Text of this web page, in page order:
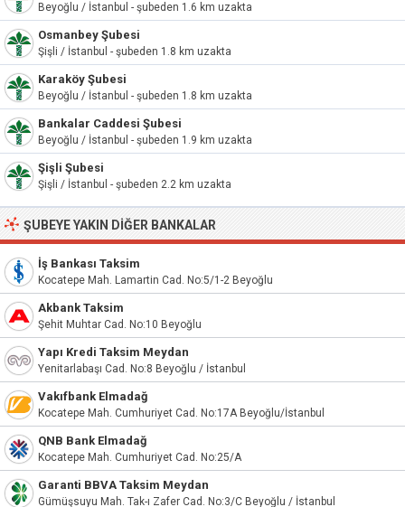
Beyoğlu / İstanbul - şubeden 1.6 km uzakta
Osmanbey Şubesi
Şişli / İstanbul - şubeden 1.8 km uzakta
Karaköy Şubesi
Beyoğlu / İstanbul - şubeden 1.8 km uzakta
Bankalar Caddesi Şubesi
Beyoğlu / İstanbul - şubeden 1.9 km uzakta
Şişli Şubesi
Şişli / İstanbul - şubeden 2.2 km uzakta
ŞUBEYE YAKIN DIĞER BANKALAR
İş Bankası Taksim
Kocatepe Mah. Lamartin Cad. No:5/1-2 Beyoğlu
Akbank Taksim
Şehit Muhtar Cad. No:10 Beyoğlu
Yapı Kredi Taksim Meydan
Yenitarlabaşı Cad. No:8 Beyoğlu / İstanbul
Vakıfbank Elmadağ
Kocatepe Mah. Cumhuriyet Cad. No:17A Beyoğlu/İstanbul
QNB Bank Elmadağ
Kocatepe Mah. Cumhuriyet Cad. No:25/A
Garanti BBVA Taksim Meydan
Gümüşsuyu Mah. Tak-ı Zafer Cad. No:3/C Beyoğlu / İstanbul